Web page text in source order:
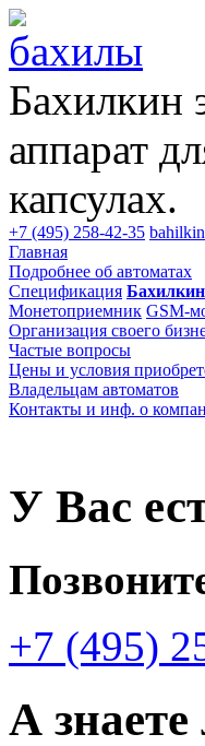
Бахилкин
аппарат
капсулах.
+7 (495) 258-42-35
Главная
Подробнее об автоматах
Спецификация
Монетоприемник GSM-
Организация своего
Частые вопросы
Цены и условия
Владельцам автоматов
Контакты и инф. о
У Вас
+7 (495)
А